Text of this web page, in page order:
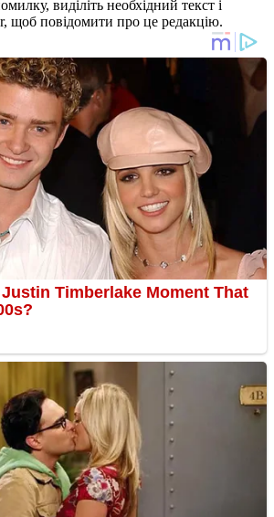
виділіть необхідний текст і
щоб повідомити про це редакцію.